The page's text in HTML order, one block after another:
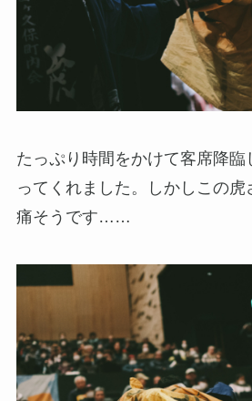
たっぷり時間をかけて客席降臨
ってくれました。しかしこの虎
痛そうです……